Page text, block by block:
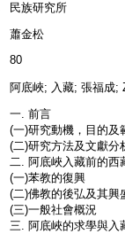
民族研究所
蕭金松
80
阿底峽; 入藏; 張福成;
一. 前言
(一)研究動機，目的及
(二)研究方法及文獻分
二. 阿底峽入藏前的西
(一)苯教的復興
(二)佛教的後弘及其興
(三)一般社會概況
三. 阿底峽的求學與入